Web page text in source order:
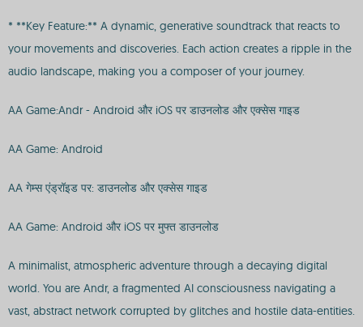
* **Key Feature:** A dynamic, generative soundtrack that reacts to
your movements and discoveries. Each action creates a ripple in the
audio landscape, making you a composer of your journey.
AA Game:Andr - Android और iOS पर डाउनलोड और एक्सेस गाइड
AA Game: Android
AA गेम्स एंड्रॉइड पर: डाउनलोड और एक्सेस गाइड
AA Game: Android और iOS पर मुफ्त डाउनलोड
A minimalist, atmospheric adventure through a decaying digital
world. You are Andr, a fragmented AI consciousness navigating a
vast, abstract network corrupted by glitches and hostile data-entities.